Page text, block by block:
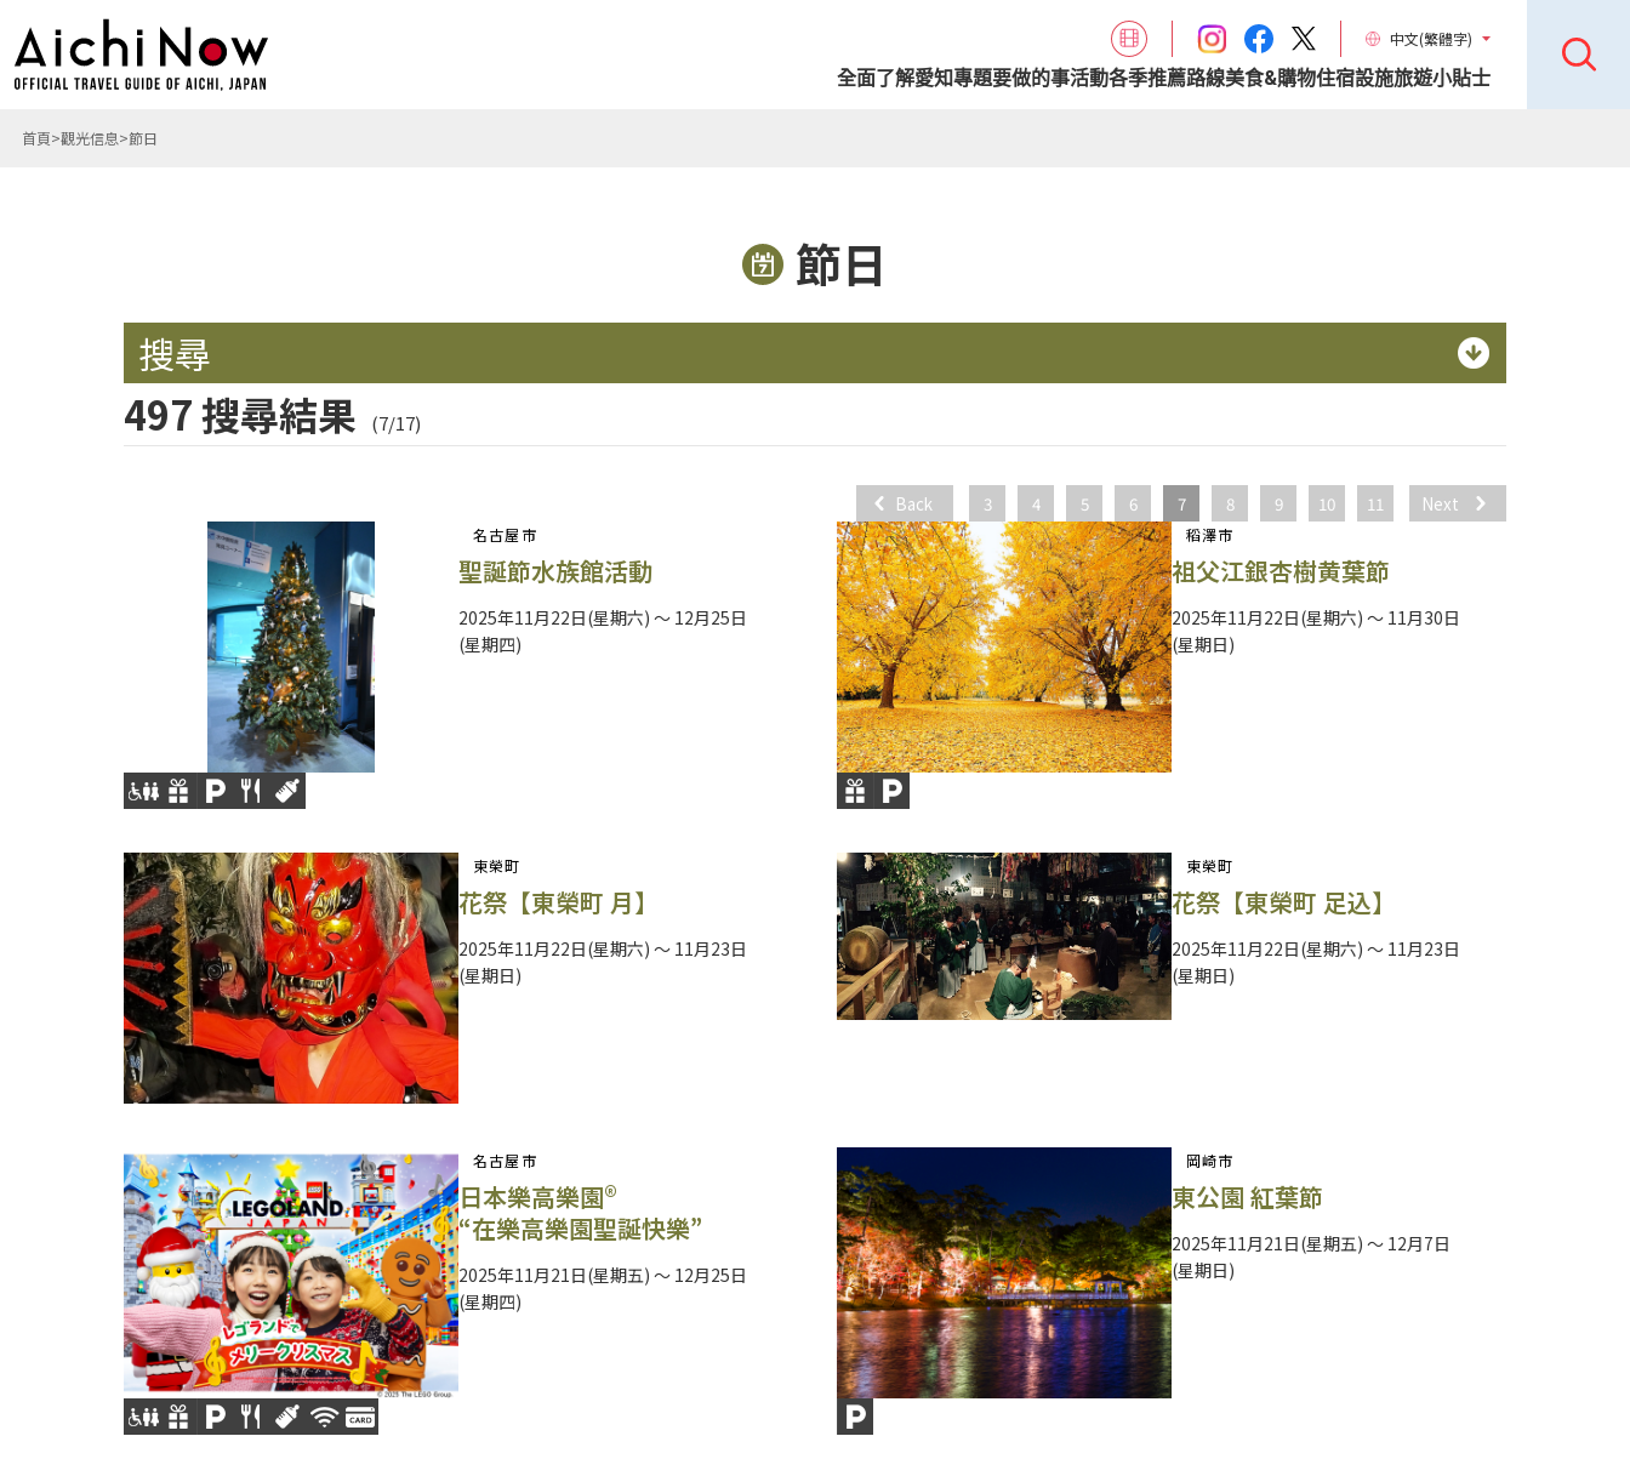
中文(繁體字)
全面了解愛知專題要做的事活動各季推薦路線美食&購物住宿設施旅遊小貼士
首頁 觀光信息 節日
節日
搜尋
497 搜尋結果 (7/17)
Back 3 4 5 6 7 8 9 10 11 Next
名古屋市
聖誕節水族館活動
2025年11月22日(星期六) ～ 12月25日
(星期四)
稻澤市
祖父江銀杏樹黄葉節
2025年11月22日(星期六) ～ 11月30日
(星期日)
東榮町
花祭【東榮町 月】
2025年11月22日(星期六) ～ 11月23日
(星期日)
東榮町
花祭【東榮町 足込】
2025年11月22日(星期六) ～ 11月23日
(星期日)
名古屋市
日本樂高樂園®
“在樂高樂園聖誕快樂”
2025年11月21日(星期五) ～ 12月25日
(星期四)
岡崎市
東公園 紅葉節
2025年11月21日(星期五) ～ 12月7日
(星期日)